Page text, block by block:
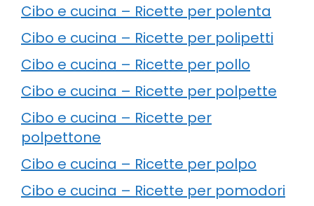
Cibo e cucina – Ricette per polenta
Cibo e cucina – Ricette per polipetti
Cibo e cucina – Ricette per pollo
Cibo e cucina – Ricette per polpette
Cibo e cucina – Ricette per
polpettone
Cibo e cucina – Ricette per polpo
Cibo e cucina – Ricette per pomodori